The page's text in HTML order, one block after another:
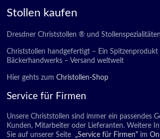
Stollen kaufen
Dresdner Christstollen ® und Stollenspezialitäten
Christstollen handgefertigt – Ein Spitzenprodukt
Bäckerhandwerks – Versand weltweit
Hier gehts zumChristollen-Shop
Service für Firmen
Unsere Christstollen sind immer ein passendes
Kunden, Mitarbeiter oder Lieferanten. Weitere
Sie auf unserer Seite
„Service für Firmen“ im